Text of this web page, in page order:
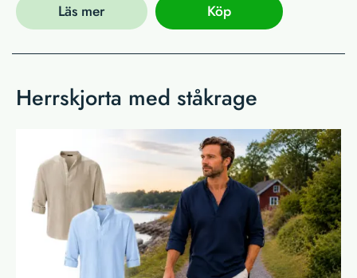
Läs mer Köp
Herrskjorta med ståkrage